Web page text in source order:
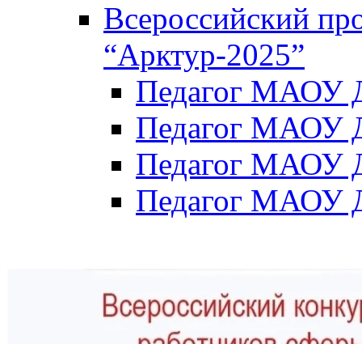
Всероссийский
“Арктур-2025”
Педагог МАОУ
Педагог МАОУ
Педагог МАОУ
Педагог МАОУ